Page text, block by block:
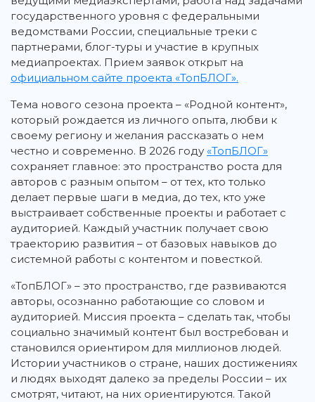
государственного уровня с федеральными
ведомствами России, специальные треки с
партнерами, блог-туры и участие в крупных
медиапроектах. Прием заявок открыт на
официальном сайте проекта «ТопБЛОГ».
Тема нового сезона проекта – «Родной контент»,
который рождается из личного опыта, любви к
своему региону и желания рассказать о нем
честно и современно. В 2026 году «ТопБЛОГ»
сохраняет главное: это пространство роста для
авторов с разным опытом – от тех, кто только
делает первые шаги в медиа, до тех, кто уже
выстраивает собственные проекты и работает с
аудиторией. Каждый участник получает свою
траекторию развития – от базовых навыков до
системной работы с контентом и повесткой.
«ТопБЛОГ» – это пространство, где развиваются
авторы, осознанно работающие со словом и
аудиторией. Миссия проекта – сделать так, чтобы
социально значимый контент был востребован и
становился ориентиром для миллионов людей.
Истории участников о стране, наших достижениях
и людях выходят далеко за пределы России – их
смотрят, читают, на них ориентируются. Такой